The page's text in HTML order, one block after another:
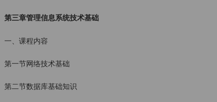
第三章管理信息系统技术基础
一、课程内容
第一节网络技术基础
第二节数据库基础知识